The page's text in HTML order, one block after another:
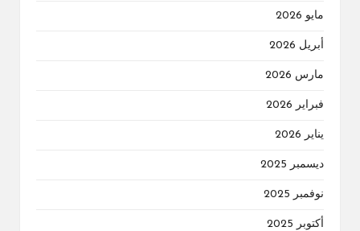
مايو 2026
أبريل 2026
مارس 2026
فبراير 2026
يناير 2026
ديسمبر 2025
نوفمبر 2025
أكتوبر 2025